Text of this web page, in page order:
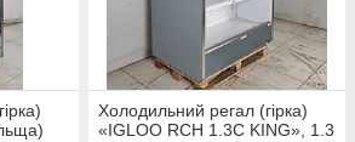
Холодильний регал (гірка)
«IGLOO RCH 1.3C KING», 1.3